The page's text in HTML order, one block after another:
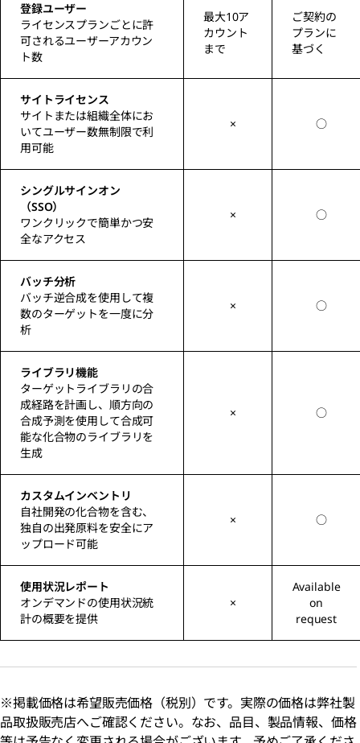
登録ユーザー
ライセンスプランごとに許
可されるユーザーアカウン
ト数
最大10ア
カウント
まで
ご契約の
プランに
基づく
サイトライセンス
サイトまたは組織全体にお
いてユーザー数無制限で利
用可能
× ○
シングルサインオン
（SSO）
ワンクリックで簡単かつ安
全なアクセス
× ○
バッチ分析
バッチ逆合成を使用して複
数のターゲットを一度に分
析
× ○
ライブラリ機能
ターゲットライブラリの合
成経路を計画し、順方向の
合成予測を使用して合成可
能な化合物のライブラリを
生成
× ○
カスタムインベントリ
自社開発の化合物を含む、
独自の出発原料を安全にア
ップロード可能
× ○
使用状況レポート
オンデマンドの使用状況統
計の概要を提供
×
Available
on
request
※掲載価格は希望販売価格（税別）です。実際の価格は弊社製
品取扱販売店へご確認ください。なお、品目、製品情報、価格